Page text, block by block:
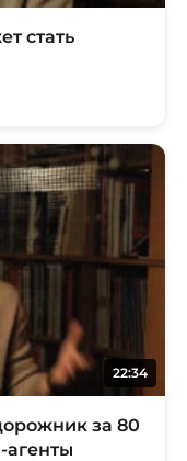
стать
22:34
за 80
агенты